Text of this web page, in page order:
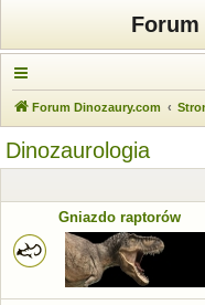
Forum Dinozaury.com
Dinozaurologia
Gniazdo raptorów